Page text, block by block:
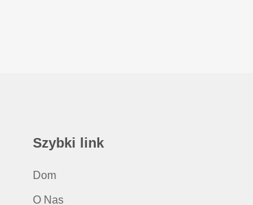
Szybki link
Dom
O Nas